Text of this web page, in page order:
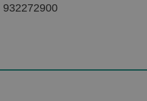
932272900